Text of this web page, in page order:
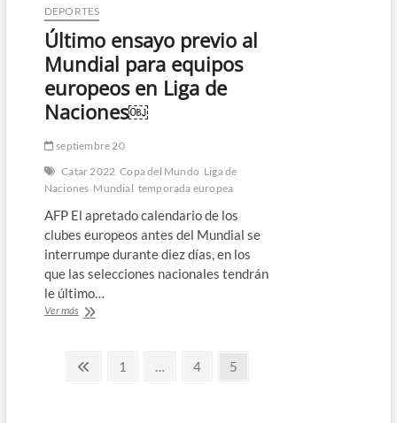
artillería
ante
Japón
penúltima
prueba
antes
del
￼
DEPORTES
Último ensayo previo al
Mundial para equipos
europeos en Liga de
Naciones￼
septiembre 20
Catar 2022 Copa del Mundo Liga de
Naciones Mundial temporada europea
AFP El apretado calendario de los
clubes europeos antes del Mundial se
interrumpe durante diez días, en los
que las selecciones nacionales tendrán
le último…
Ver másÚltimo
Mundial
Paginación
PáginaPágina
1 … Página
4 Página
5